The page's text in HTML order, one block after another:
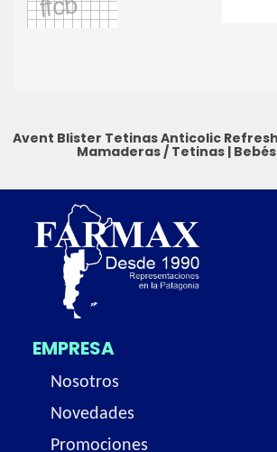
Avent Blister Tetinas Anticolic Refresh
Mamaderas / Tetinas|
EMPRESA
Nosotros
Novedades
Promociones